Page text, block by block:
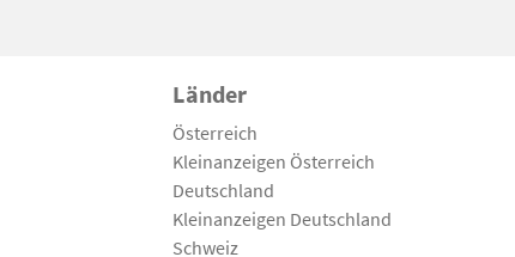
Länder
Österreich
Kleinanzeigen Österreich
Deutschland
Kleinanzeigen Deutschland
Schweiz